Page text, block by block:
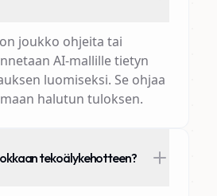
joukko ohjeita tai
AI-mallille tietyn
luomiseksi. Se ohjaa
halutun tuloksen.
tekoälykehotteen?